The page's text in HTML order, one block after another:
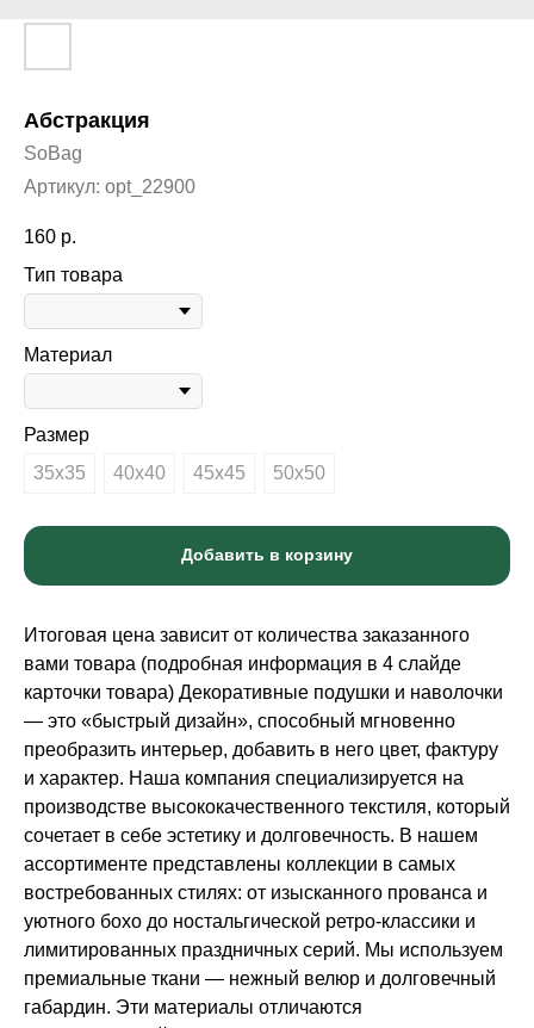
Абстракция
SoBag
Артикул: opt_22900
160 р.
Тип товара
Материал
Размер
35х35
40х40 45х45 50х50
Добавить в корзину
Итоговая цена зависит от количества заказанного
вами товара (подробная информация в 4 слайде
карточки товара) Декоративные подушки и наволочки
— это «быстрый дизайн», способный мгновенно
преобразить интерьер, добавить в него цвет, фактуру
и характер. Наша компания специализируется на
производстве высококачественного текстиля, который
сочетает в себе эстетику и долговечность. В нашем
ассортименте представлены коллекции в самых
востребованных стилях: от изысканного прованса и
уютного бохо до ностальгической ретро-классики и
лимитированных праздничных серий. Мы используем
премиальные ткани — нежный велюр и долговечный
габардин. Эти материалы отличаются